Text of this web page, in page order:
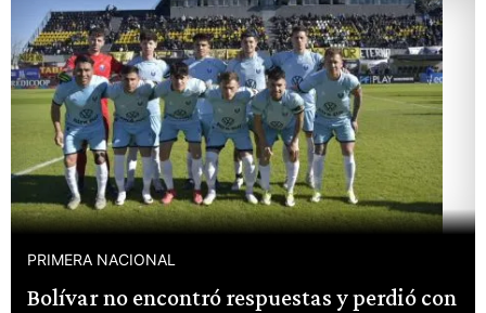
PRIMERA NACIONAL
Bolívar no encontró respuestas y perdió con